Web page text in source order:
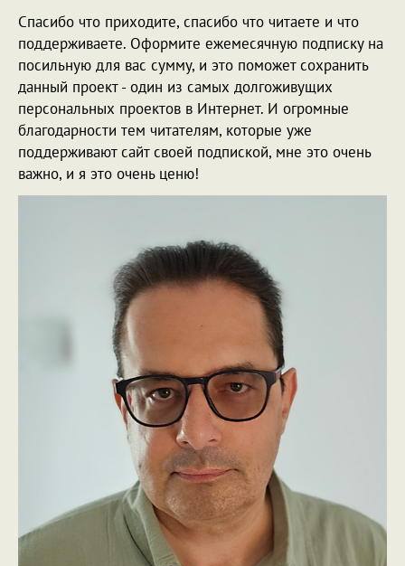
Спасибо что приходите, спасибо что читаете и что
поддерживаете. Оформите ежемесячную подписку на
посильную для вас сумму, и это поможет сохранить
данный проект - один из самых долгоживущих
персональных проектов в Интернет. И огромные
благодарности тем читателям, которые уже
поддерживают сайт своей подпиской, мне это очень
важно, и я это очень ценю!